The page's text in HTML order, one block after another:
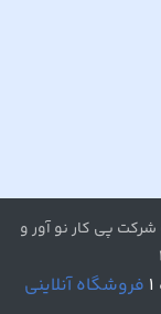
پی کار نو آور و
فروشگاه آنلاینی